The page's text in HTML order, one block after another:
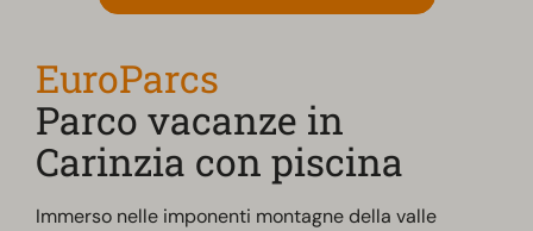
EuroParcs
Parco vacanze in
Carinzia con piscina
Immerso nelle imponenti montagne della valle